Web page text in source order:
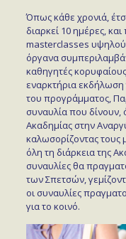
Όπως κάθε χρονιά,
διαρκεί 10 ημέρες,
masterclasses υψηλού
όργανα
καθηγητές
εναρκτήρια εκδήλωση
του προγράμματος,
συναυλία που δίνουν,
Ακαδημίας στην
καλωσορίζοντας τους
όλη τη διάρκεια της
συναυλίες θα
των Σπετσών,
οι συναυλίες
για το κοινό.